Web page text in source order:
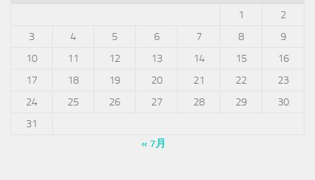
1
2
3
4 5 6 7 8
9
10
11 12 13 14 15
16
17
18 19 20 21 22
23
24
25 26 27 28 29
30
31
« 7月